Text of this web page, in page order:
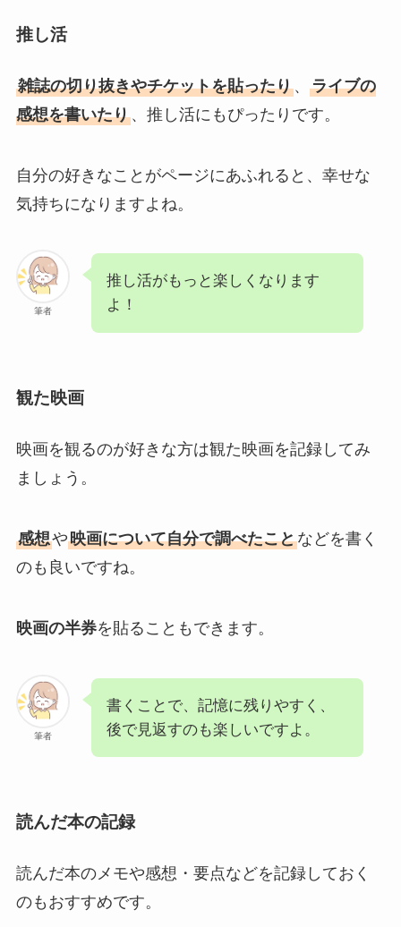
推し活
雑誌の切り抜きやチケットを貼ったり、 ライブの
感想を書いたり、推し活にもぴったりです。
自分の好きなことがページにあふれると、幸せな
気持ちになりますよね。
筆者
推し活がもっと楽しくなります
よ！
観た映画
映画を観るのが好きな方は観た映画を記録してみ
ましょう。
感想や映画について自分で調べたことなどを書く
のも良いですね。
映画の半券を貼ることもできます。
筆者
書くことで、記憶に残りやすく、
後で見返すのも楽しいですよ。
読んだ本の記録
読んだ本のメモや感想・要点などを記録しておく
のもおすすめです。